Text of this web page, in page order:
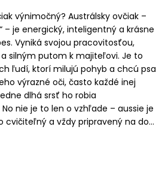
výnimočný? Austrálsky ovčiak –
– je energický, inteligentný a krásne
Vyniká svojou pracovitosťou,
silným putom k majiteľovi. Je to
ľudí, ktorí milujú pohyb a chcú psa
výrazné oči, často každé inej
dlhá srsť ho robia
nie je to len o vzhľade – aussie je
cvičiteľný a vždy pripravený na do...